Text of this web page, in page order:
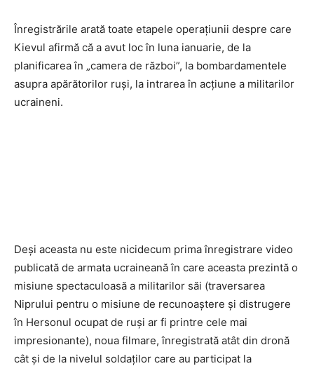
Înregistrările arată toate etapele operațiunii despre care
Kievul afirmă că a avut loc în luna ianuarie, de la
planificarea în „camera de război”, la bombardamentele
asupra apărătorilor ruși, la intrarea în acțiune a militarilor
ucraineni.
Deși aceasta nu este nicidecum prima înregistrare video
publicată de armata ucraineană în care aceasta prezintă o
misiune spectaculoasă a militarilor săi (traversarea
Niprului pentru o misiune de recunoaștere și distrugere
în Hersonul ocupat de ruși ar fi printre cele mai
impresionante), noua filmare, înregistrată atât din dronă
cât și de la nivelul soldaților care au participat la